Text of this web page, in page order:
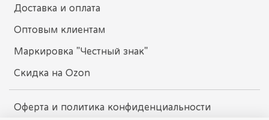
Доставка и оплата
Оптовым клиентам
Маркировка "Честный знак"
Скидка на Ozon
Оферта и политика конфиденциальности